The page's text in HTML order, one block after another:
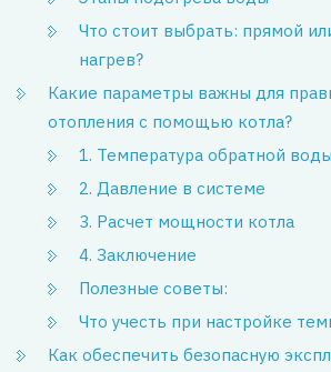
Что стоит выбрать: прямой
нагрев?
Какие параметры важны для
отопления с помощью котла?
1. Температура обратной воды
2. Давление в системе
3. Расчет мощности котла
4. Заключение
Полезные советы:
Что учесть при настройке
Как обеспечить безопасную